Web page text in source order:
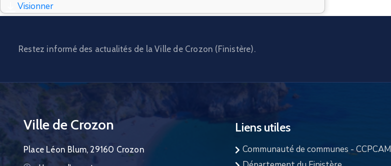
Visionner
Restez informé des actualités de la Ville de Crozon (Finistère).
Ville de Crozon
Place Léon Blum, 29160 Crozon
Liens utiles
Communauté de communes - CCPCAM